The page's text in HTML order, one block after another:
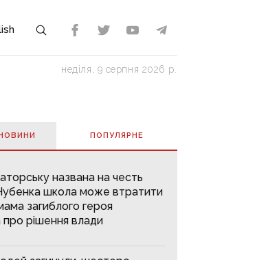
неділя, 9 серпня 2026 р.
ПОПУЛЯРНE
названа на честь
школа може втратити
загиблого героя
про рішення влади